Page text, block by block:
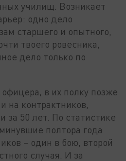
училищ. Возникает
одно дело
старшего и опытного,
твоего ровесника,
дело только по
в их полку позже
на контрактников,
за 50 лет. По статистике
полтора года
– один в бою, второй
случая. И за